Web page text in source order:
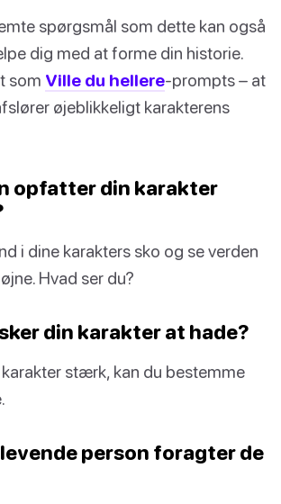
spørgsmål som dette kan også
dig med at forme din historie.
som Ville du hellere-prompts – at
øjeblikkeligt karakterens
opfatter din karakter
i dine karakters sko og se verden
Hvad ser du?
din karakter at hade?
stærk, kan du bestemme
person foragter de